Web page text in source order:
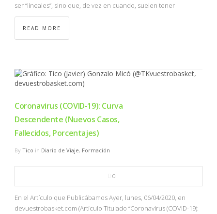
ser “lineales”, sino que, de vez en cuando, suelen tener
READ MORE
Coronavirus (COVID-19): Curva
Descendente (Nuevos Casos,
Fallecidos, Porcentajes)
By Tico in Diario de Viaje, Formación
0
En el Artículo que Publicábamos Ayer, lunes, 06/04/2020, en
devuestrobasket.com (Artículo Titulado “Coronavirus (COVID-19):